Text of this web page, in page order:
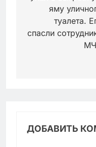
яму
туалета.
спасли
ДОБАВИТЬ